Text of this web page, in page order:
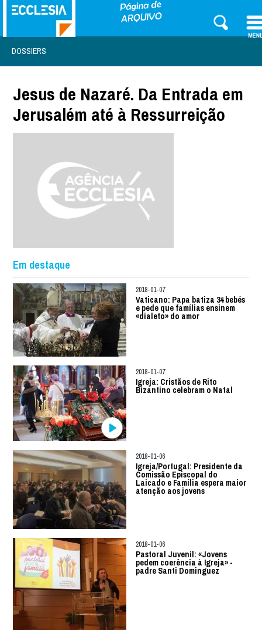
DOSSIERS
Jesus de Nazaré. Da Entrada em
Jerusalém até à Ressurreição
Em destaque
2018-01-07
Vaticano: Papa batiza 34 bebés
e pede que famílias ensinem
«dialeto» do amor
2018-01-07
Igreja: Cristãos de Rito
Bizantino celebram o Natal
2018-01-06
Igreja/Portugal: Presidente da
Comissão Episcopal do
Laicado e Família espera maior
atenção aos jovens
2018-01-06
Pastoral Juvenil: «Jovens
pedem coerência à Igreja» -
padre Santi Dominguez